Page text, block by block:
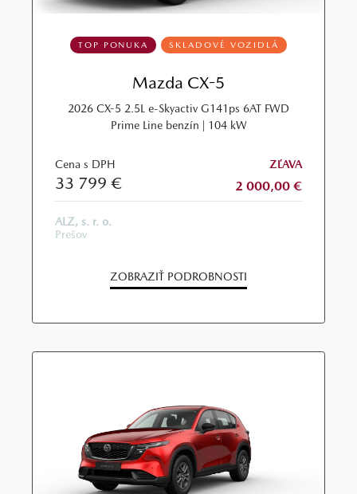
TOP PONUKA SKLADOVÉ VOZIDLÁ
Mazda CX-5
2026 CX-5 2.5L e-Skyactiv G141ps 6AT FWD
Prime Line benzín | 104 kW
Cena s DPH
33 799 €
ZĽAVA
2 000,00 €
ALZ, s. r. o.
Prešov
ZOBRAZIŤ PODROBNOSTI